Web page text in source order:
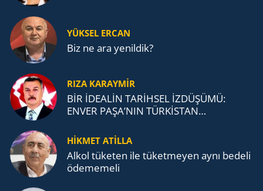
YÜKSEL ERCAN
Biz ne ara yenildik?
RIZA KARAYMIR
BİR İDEALİN TARİHSEL İZDÜŞÜMÜ:
ENVER PAŞA’NIN TÜRKİSTAN
TEŞKİLATI’NA UZANAN MİRASI
HİKMET ATİLLA
Alkol tü­ke­ten ile tü­ket­me­yen aynı be­de­li
öde­me­me­li